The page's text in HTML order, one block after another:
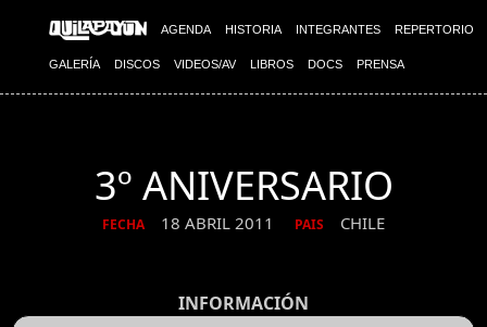
AGENDA HISTORIA INTEGRANTES REPERTORIO
GALERÍA DISCOS VIDEOS/AV LIBROS DOCS PRENSA
3º ANIVERSARIO
FECHA 18 ABRIL 2011 PAIS CHILE
INFORMACIÓN